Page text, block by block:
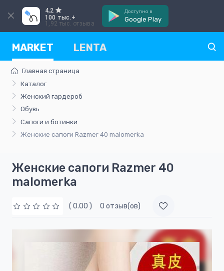
4,2
100 тыс.+
1,92 тыс. отзыва
Доступно в
Google Play
MARKET LENTA
Главная страница
Каталог
Женский гардероб
Обувь
Сапоги и ботинки
Женские сапоги Razmer 40 malomerka
Женские сапоги Razmer 40
malomerka
( 0.00 ) 0 отзыв(ов)